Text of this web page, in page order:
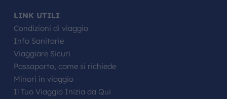
LINK UTILI
Condizioni di viaggio
Info Sanitarie
Viaggiare Sicuri
Passaporto, come si richiede
Minori in viaggio
Il Tuo Viaggio Inizia da Qui